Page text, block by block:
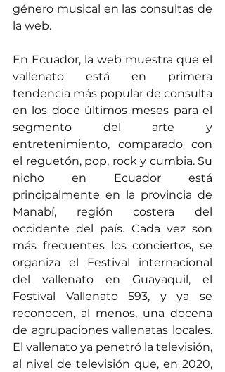
género musical en las consultas de
la web.
En Ecuador, la web muestra que el
vallenato está en primera
tendencia más popular de consulta
en los doce últimos meses para el
segmento del arte y
entretenimiento, comparado con
el reguetón, pop, rock y cumbia. Su
nicho en Ecuador está
principalmente en la provincia de
Manabí, región costera del
occidente del país. Cada vez son
más frecuentes los conciertos, se
organiza el Festival internacional
del vallenato en Guayaquil, el
Festival Vallenato 593, y ya se
reconocen, al menos, una docena
de agrupaciones vallenatas locales.
El vallenato ya penetró la televisión,
al nivel de televisión que, en 2020,